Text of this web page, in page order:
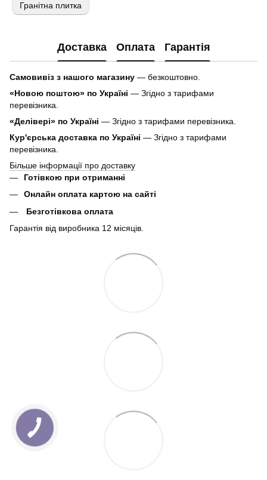
Гранітна плитка
Доставка Оплата Гарантія
Самовивіз з нашого магазину — безкоштовно.
«Новою поштою» по Україні — Згідно з тарифами
перевізника.
«Делівері» по Україні — Згідно з тарифами перевізника.
Кур'єрська доставка по Україні — Згідно з тарифами
перевізника.
Більше інформації про доставку
Готівкою при отриманні
Онлайн оплата картою на сайті
Безготівкова оплата
Гарантія від виробника 12 місяців.